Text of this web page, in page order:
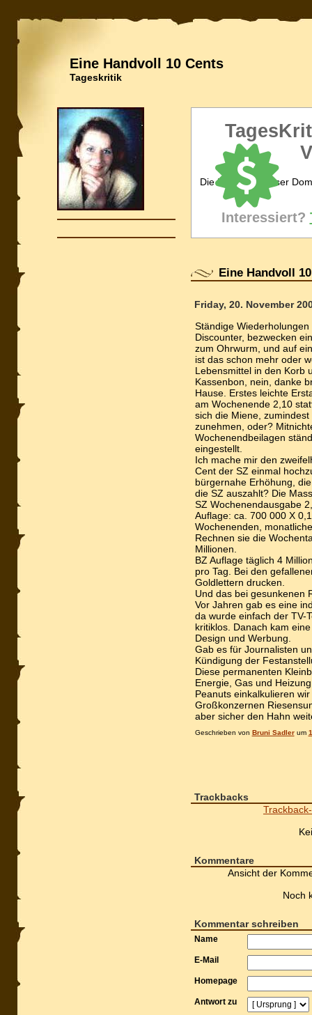
Eine Handvoll 10 Cents
Tageskritik
Die Inhaberin dieser
Interessiert?
Eine Handvoll
Friday, 20. November
Ständige
Discounter, bezwecken
zum Ohrwurm, und auf
ist das schon mehr oder
Lebensmittel in den Korb
Kassenbon, nein, danke
Hause. Erstes leichte
am Wochenende 2,10
sich die Miene,
zunehmen, oder?
Wochenendbeilagen
eingestellt.
Ich mache mir den
Cent der SZ einmal
bürgernahe Erhöhung,
die SZ auszahlt? Die
SZ Wochenendausgabe
Auflage: ca. 700 000 X
Wochenenden,
Rechnen sie die
Millionen.
BZ Auflage täglich 4
pro Tag. Bei den
Goldlettern drucken.
Und das bei gesunkenen
Vor Jahren gab es eine
da wurde einfach der TV-
kritiklos. Danach kam
Design und Werbung.
Gab es für Journalisten
Kündigung der
Diese permanenten
Energie, Gas und
Peanuts einkalkulieren
Großkonzernen
aber sicher den Hahn
Geschrieben von Bruni Sadlerum
Trackbacks
Kommentare
Ansicht der
Noch
Kommentar schreiben
Name
E-Mail
Homepage
Antwort zu